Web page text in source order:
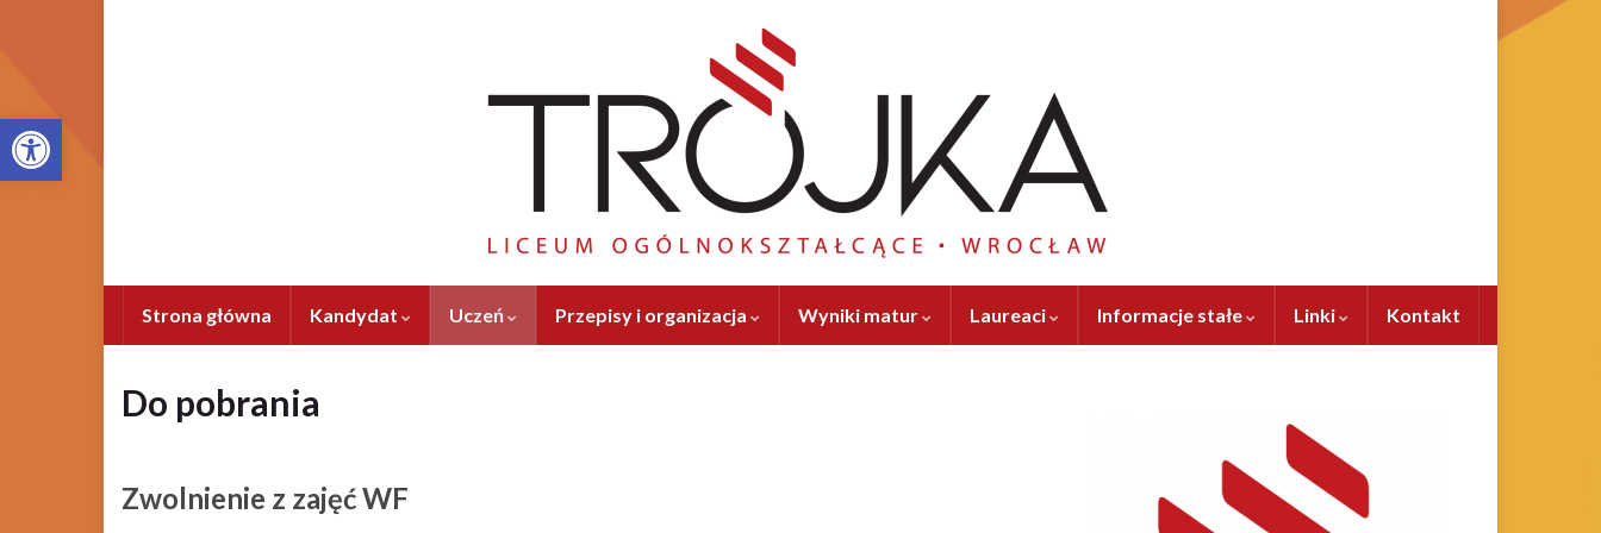
Otwórz pasek narzędzi
Strona główna Kandydat Uczeń Przepisy i organizacja Wyniki matur Laureaci Informacje stałe Linki Kontakt
Do pobrania
Zwolnienie z zajęć WF